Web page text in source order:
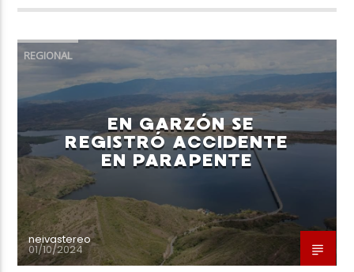
REGIONAL
EN GARZÓN SE
REGISTRÓ ACCIDENTE
EN PARAPENTE
neivastereo
01/10/2024